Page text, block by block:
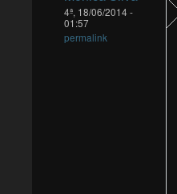
4ª, 18/06/2014 -
01:57
permalink